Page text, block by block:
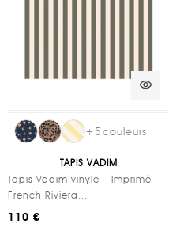
visibility
+5couleurs
TAPIS VADIM
Tapis Vadim vinyle – Imprimé
French Riviera...
110 €